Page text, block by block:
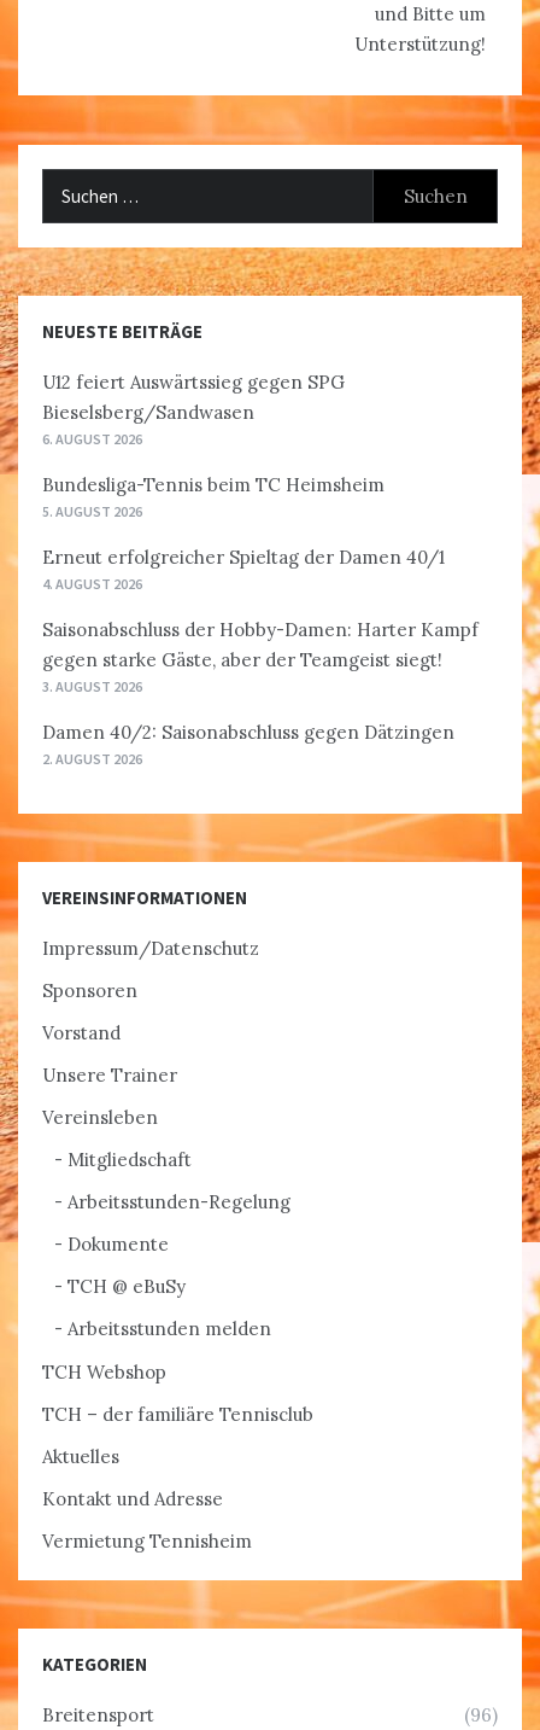
und Bitte um
Unterstützung!
NEUESTE BEITRÄGE
U12 feiert Auswärtssieg gegen SPG
Bieselsberg/Sandwasen
6. AUGUST 2026
Bundesliga-Tennis beim TC Heimsheim
5. AUGUST 2026
Erneut erfolgreicher Spieltag der Damen 40/1
4. AUGUST 2026
Saisonabschluss der Hobby-Damen: Harter Kampf
gegen starke Gäste, aber der Teamgeist siegt!
3. AUGUST 2026
Damen 40/2: Saisonabschluss gegen Dätzingen
2. AUGUST 2026
VEREINSINFORMATIONEN
Impressum/Datenschutz
Sponsoren
Vorstand
Unsere Trainer
Vereinsleben
Mitgliedschaft
Arbeitsstunden-Regelung
Dokumente
TCH @ eBuSy
Arbeitsstunden melden
TCH Webshop
TCH – der familiäre Tennisclub
Aktuelles
Kontakt und Adresse
Vermietung Tennisheim
KATEGORIEN
Breitensport (96)